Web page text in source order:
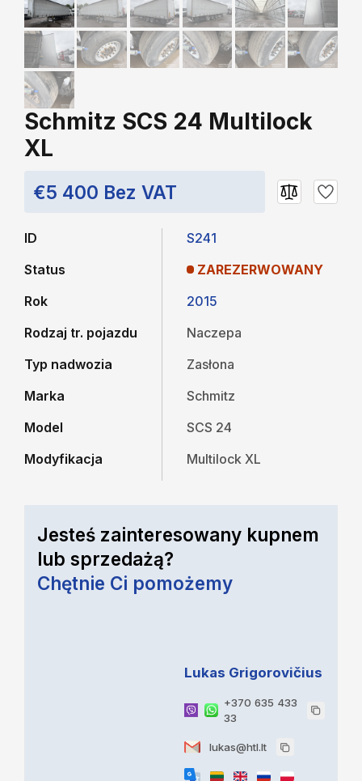
Schmitz SCS 24 Multilock
XL
€5 400 Bez VAT
ID
Status
Rok
Rodzaj tr. pojazdu
Typ nadwozia
Marka
Model
Modyfikacja
S241
ZAREZERWOWANY
2015
Naczepa
Zasłona
Schmitz
SCS 24
Multilock XL
Jesteś zainteresowany kupnem
lub sprzedażą?
Chętnie Ci pomożemy
Lukas Grigorovičius
+370 635 433
33
lukas@htl.lt